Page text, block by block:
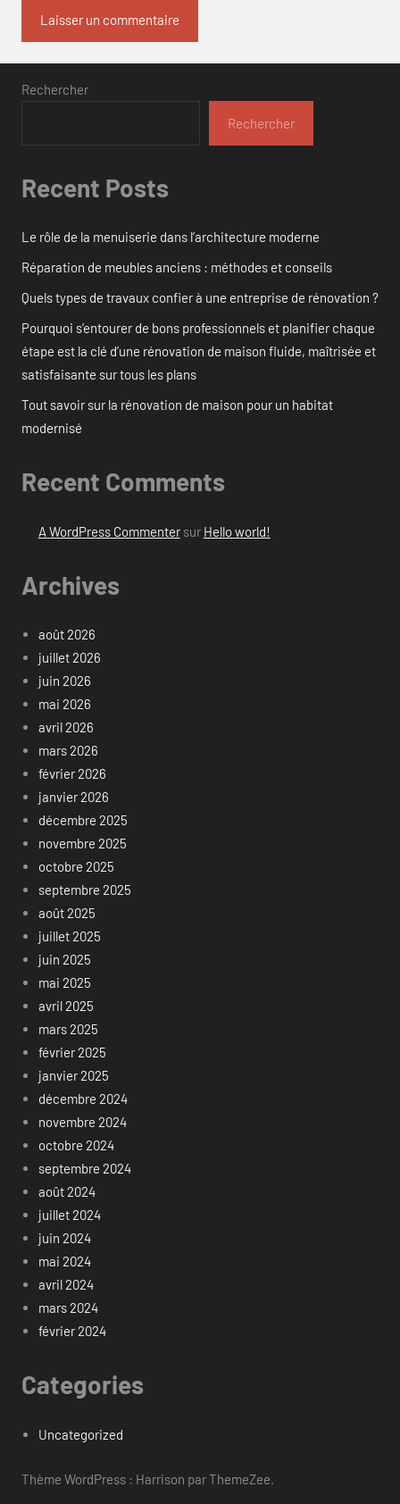
Rechercher
Rechercher
Recent Posts
Le rôle de la menuiserie dans l’architecture moderne
Réparation de meubles anciens : méthodes et conseils
Quels types de travaux confier à une entreprise de rénovation ?
Pourquoi s’entourer de bons professionnels et planifier chaque
étape est la clé d’une rénovation de maison fluide, maîtrisée et
satisfaisante sur tous les plans
Tout savoir sur la rénovation de maison pour un habitat
modernisé
Recent Comments
A WordPress Commentersur Hello world!
Archives
août 2026
juillet 2026
juin 2026
mai 2026
avril 2026
mars 2026
février 2026
janvier 2026
décembre 2025
novembre 2025
octobre 2025
septembre 2025
août 2025
juillet 2025
juin 2025
mai 2025
avril 2025
mars 2025
février 2025
janvier 2025
décembre 2024
novembre 2024
octobre 2024
septembre 2024
août 2024
juillet 2024
juin 2024
mai 2024
avril 2024
mars 2024
février 2024
Categories
Uncategorized
Thème WordPress : Harrison par ThemeZee.